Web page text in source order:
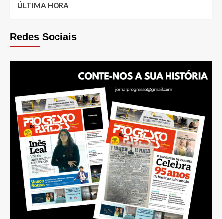
ÚLTIMA HORA
Redes Sociais